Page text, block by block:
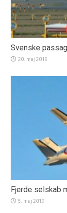
Svenske
20. maj 2019
Fjerde selskab
5. maj 2019